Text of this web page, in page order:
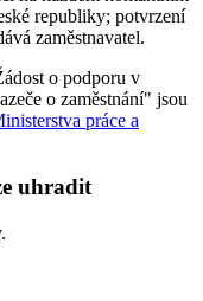
republiky; potvrzení
zaměstnavatel.
o podporu v
o zaměstnání" jsou
práce a
uhradit